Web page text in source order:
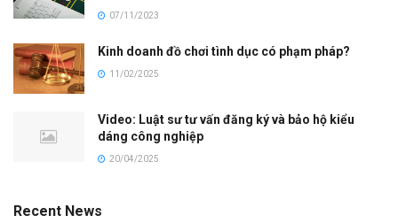
07/11/2023
Kinh doanh đồ chơi tình dục có phạm pháp?
11/02/2025
Video: Luật sư tư vấn đăng ký và bảo hộ kiểu
dáng công nghiệp
20/04/2025
Recent News